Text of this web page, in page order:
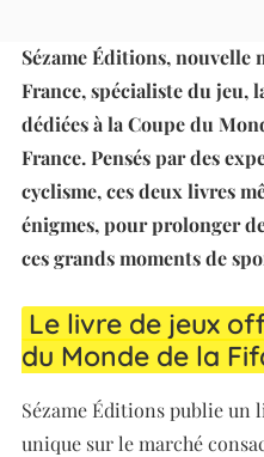
Sézame Éditions, nouvelle
France, spécialiste du jeu,
dédiées à la Coupe du
France. Pensés par des
cyclisme, ces deux livres
énigmes, pour prolonger
ces grands moments de
Le livre de jeux
du Monde de la
Sézame Éditions publie un
unique sur le marché